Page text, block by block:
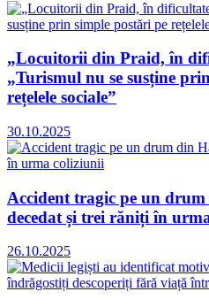
„Locuitorii din Praid, în
„Turismul nu se susține
rețelele sociale”
30.10.2025
Accident tragic pe un
decedat și trei răniți în
26.10.2025